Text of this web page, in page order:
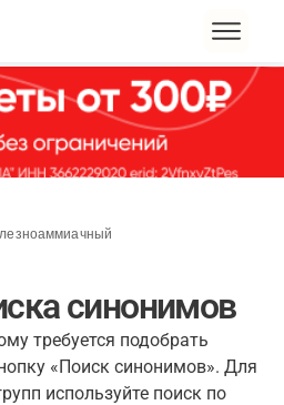
синонимов
требуется подобрать
«Поиск синонимов». Для
используйте поиск по